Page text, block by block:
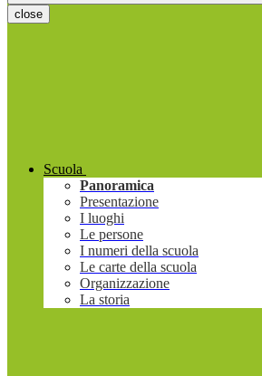
close
Scuola
Panoramica
Presentazione
I luoghi
Le persone
I numeri della scuola
Le carte della scuola
Organizzazione
La storia